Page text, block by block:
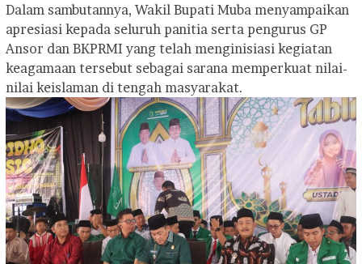
Dalam sambutannya, Wakil Bupati Muba menyampaikan
apresiasi kepada seluruh panitia serta pengurus GP
Ansor dan BKPRMI yang telah menginisiasi kegiatan
keagamaan tersebut sebagai sarana memperkuat nilai-
nilai keislaman di tengah masyarakat.